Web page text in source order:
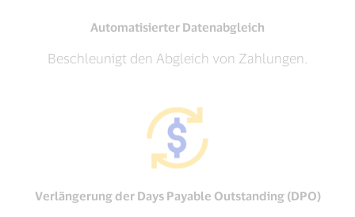
Automatisierter Datenabgleich
Beschleunigt den Abgleich von Zahlungen.
Verlängerung der Days Payable Outstanding (DPO)